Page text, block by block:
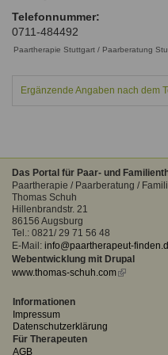
Qualitätssicherung
Qualität unserer
Familienthemen
Fortbildungen
Fortbildungen
Information über
vergessen?
Anmelden
Sitemap
Formular zur Registrierung
Telefonnummer:
0711-484492
Paartherapie Stuttgart / Paarberatung
Ergänzende Angaben nach dem
Das Portal für Paar- und
Paartherapie / Paarberatung /
Thomas Schuh
Hillenbrandstr. 21
86156 Augsburg
Tel.: 0821/ 29 71 56 48
E-Mail: info@paartherapeut-
Webentwicklung mit Drupal
www.thomas-schuh.com(link
Informationen
Impressum
Datenschutzerklärung
Für Therapeuten
AGB